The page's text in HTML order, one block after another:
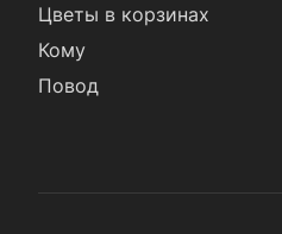
Цветы в корзинах
Кому
Повод